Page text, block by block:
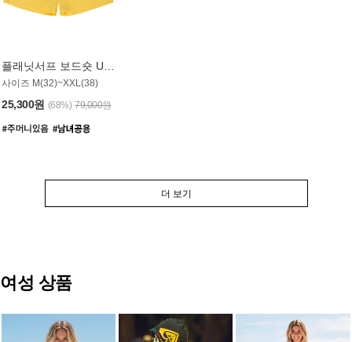
플래닛서프 보드숏 UMB008YPS
사이즈 M(32)~XXL(38)
25,300원 (68%) 79,000원
더 보기
여성 상품